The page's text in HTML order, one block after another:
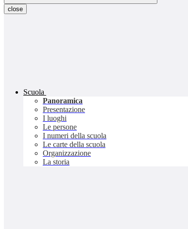
close
Scuola
Panoramica
Presentazione
I luoghi
Le persone
I numeri della scuola
Le carte della scuola
Organizzazione
La storia